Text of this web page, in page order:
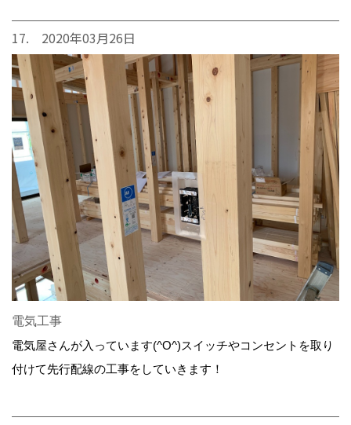
17. 2020年03月26日
電気工事
電気屋さんが入っています(^O^)スイッチやコンセントを取り
付けて先行配線の工事をしていきます！